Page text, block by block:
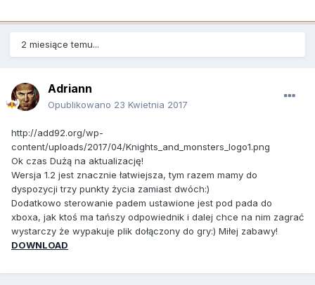
2 miesiące temu...
Adriann
Opublikowano 23 Kwietnia 2017
http://add92.org/wp-
content/uploads/2017/04/Knights_and_monsters_logo1.png
Ok czas Dużą na aktualizację!
Wersja 1.2 jest znacznie łatwiejsza, tym razem mamy do
dyspozycji trzy punkty życia zamiast dwóch:)
Dodatkowo sterowanie padem ustawione jest pod pada do
xboxa, jak ktoś ma tańszy odpowiednik i dalej chce na nim zagrać
wystarczy że wypakuje plik dołączony do gry:) Miłej zabawy!
DOWNLOAD